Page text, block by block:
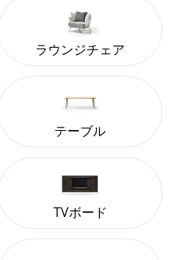
ラウンジチェア
テーブル
TVボード